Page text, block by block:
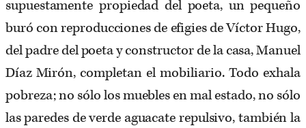
supuestamente propiedad del poeta, un pequeño
buró con reproducciones de efigies de Víctor Hugo,
del padre del poeta y constructor de la casa, Manuel
Díaz Mirón, completan el mobiliario. Todo exhala
pobreza; no sólo los muebles en mal estado, no sólo
las paredes de verde aguacate repulsivo, también la